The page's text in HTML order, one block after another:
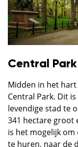
Central Park
Midden in het
Central Park. Dit
levendige stad te
341 hectare groot
is het mogelijk
te huren, naar de